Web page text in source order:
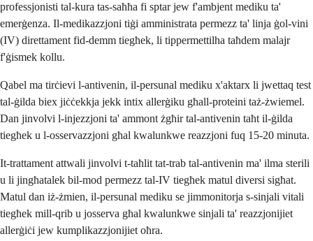
professjonisti tal-kura tas-saħħa fi sptar jew f'ambjent mediku ta'
emerġenza. Il-medikazzjoni tiġi amministrata permezz ta' linja ġol-vini
(IV) direttament fid-demm tiegħek, li tippermettilha taħdem malajr
f'ġismek kollu.
Qabel ma tirċievi l-antivenin, il-persunal mediku x'aktarx li jwettaq test
tal-ġilda biex jiċċekkja jekk intix allerġiku għall-proteini taż-żwiemel.
Dan jinvolvi l-injezzjoni ta' ammont żgħir tal-antivenin taħt il-ġilda
tiegħek u l-osservazzjoni għal kwalunkwe reazzjoni fuq 15-20 minuta.
It-trattament attwali jinvolvi t-taħlit tat-trab tal-antivenin ma' ilma sterili
u li jingħatalek bil-mod permezz tal-IV tiegħek matul diversi sigħat.
Matul dan iż-żmien, il-persunal mediku se jimmonitorja s-sinjali vitali
tiegħek mill-qrib u josserva għal kwalunkwe sinjali ta' reazzjonijiet
allerġiċi jew kumplikazzjonijiet oħra.